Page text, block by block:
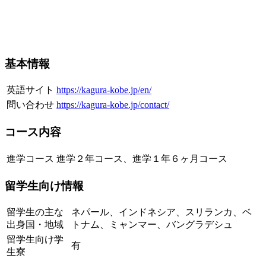
基本情報
英語サイト https://kagura-kobe.jp/en/
問い合わせ https://kagura-kobe.jp/contact/
コース内容
進学コース 進学２年コース、進学１年６ヶ月コース
留学生向け情報
留学生の主な
出身国・地域
ネパール、インドネシア、スリランカ、ベ
トナム、ミャンマー、バングラデシュ
留学生向け学
生寮
有